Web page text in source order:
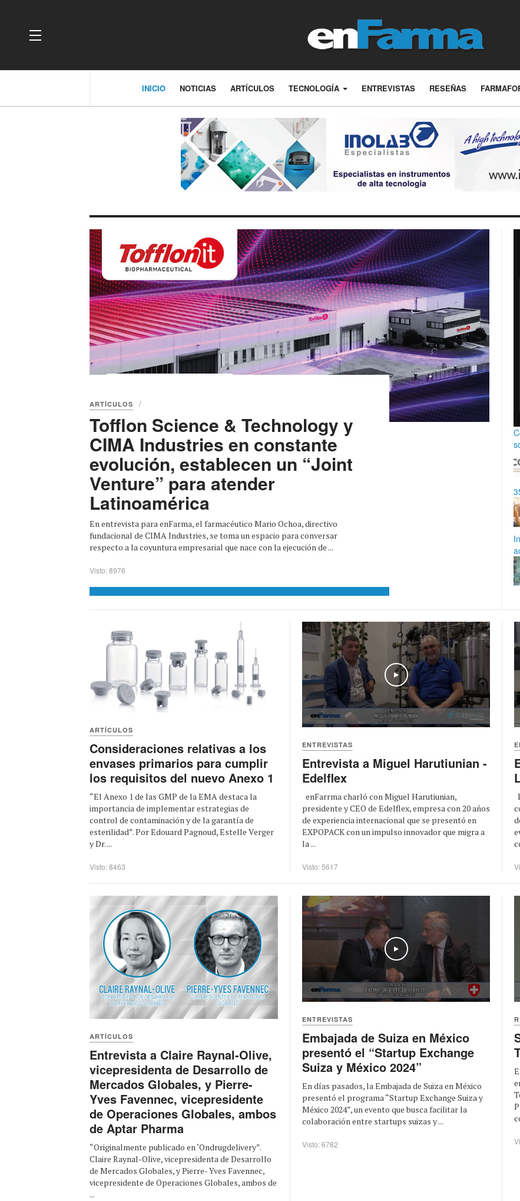
OFF CANVAS
INICIO NOTICIAS ARTÍCULOS TECNOLOGÍA ENTREVISTAS RESEÑAS
ARTÍCULOS
Tofflon Science & Technology y
CIMA Industries en constante
evolución, establecen un “Joint
Venture” para atender
Latinoamérica
En entrevista para enFarma, el farmacéutico Mario Ochoa, directivo
fundacional de CIMA Industries, se toma un espacio para conversar
respecto a la coyuntura empresarial que nace con la ejecución de ...
Visto: 8976
ARTÍCULOS
Consideraciones relativas a los
envases primarios para cumplir
los requisitos del nuevo Anexo 1
“El Anexo 1 de las GMP de la EMA destaca la
importancia de implementar estrategias de
control de contaminación y de la garantía de
esterilidad”. Por Edouard Pagnoud, Estelle Verger
y Dr. ...
Visto: 8463
Play
ENTREVISTAS
Entrevista a Miguel Harutiunian -
Edelflex
enFarrma charló con Miguel Harutiunian,
presidente y CEO de Edelflex, empresa con 20 años
de experiencia internacional que se presentó en
EXPOPACK con un impulso innovador que migra a
la ...
Visto: 5617
ARTÍCULOS
Entrevista a Claire Raynal-Olive,
vicepresidenta de Desarrollo de
Mercados Globales, y Pierre-
Yves Favennec, vicepresidente
de Operaciones Globales, ambos
de Aptar Pharma
“Originalmente publicado en ‘Ondrugdelivery”.
Claire Raynal-Olive, vicepresidenta de Desarrollo
de Mercados Globales, y Pierre- Yves Favennec,
vicepresidente de Operaciones Globales, ambos de
...
Play
ENTREVISTAS
Embajada de Suiza en México
presentó el “Startup Exchange
Suiza y México 2024”
En días pasados, la Embajada de Suiza en México
presentó el programa “Startup Exchange Suiza y
México 2024”, un evento que busca facilitar la
colaboración entre startups suizas y ...
Visto: 6782